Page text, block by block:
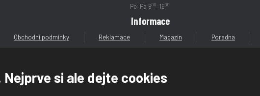
si ale dejte cookies
Po–Pá 900–1600
Informace
Obchodní podmínky Reklamace Magazín Poradna